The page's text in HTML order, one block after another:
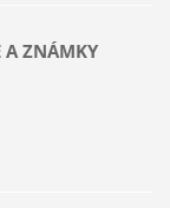
ZNÁMKY